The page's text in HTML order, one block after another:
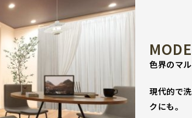
色界のマ
現代的で
クにも。